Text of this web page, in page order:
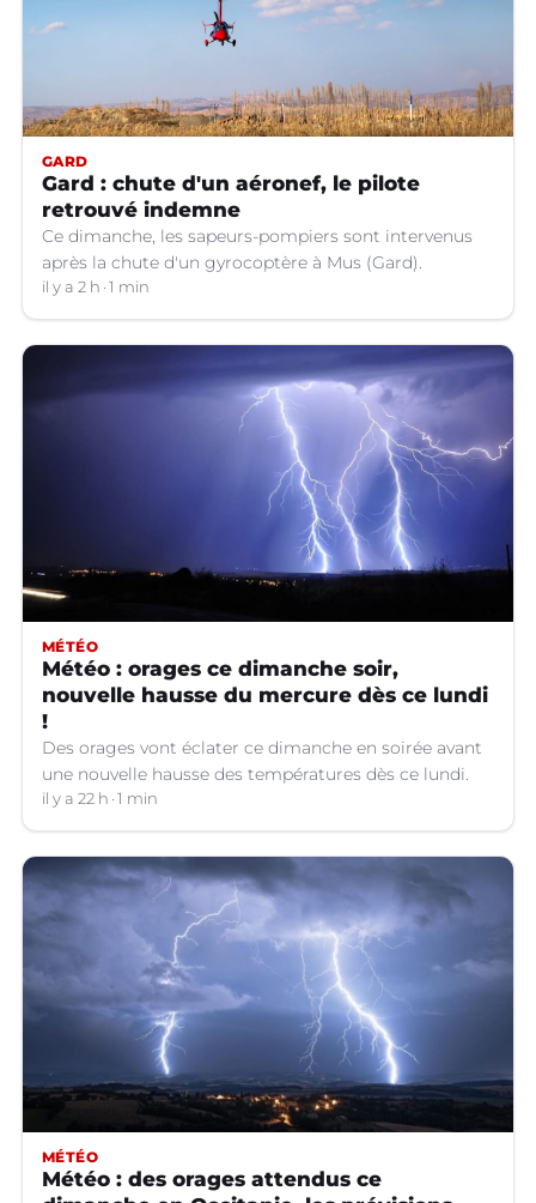
GARD
Gard : chute d'un aéronef, le pilote
retrouvé indemne
Ce dimanche, les sapeurs-pompiers sont intervenus
après la chute d'un gyrocoptère à Mus (Gard).
il y a 2 h 1 min
MÉTÉO
Météo : orages ce dimanche soir,
nouvelle hausse du mercure dès ce lundi
!
Des orages vont éclater ce dimanche en soirée avant
une nouvelle hausse des températures dès ce lundi.
il y a 22 h 1 min
MÉTÉO
Météo : des orages attendus ce